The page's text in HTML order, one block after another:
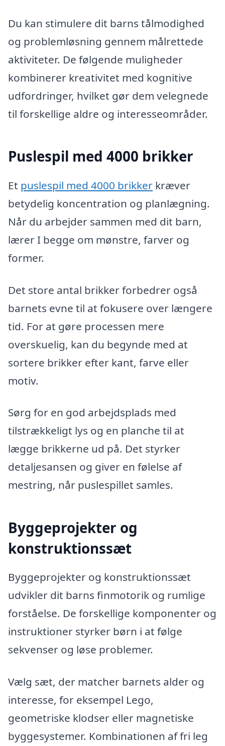
Du kan stimulere dit barns tålmodighed
og problemløsning gennem målrettede
aktiviteter. De følgende muligheder
kombinerer kreativitet med kognitive
udfordringer, hvilket gør dem velegnede
til forskellige aldre og interesseområder.
Puslespil med 4000 brikker
Et puslespil med 4000 brikker kræver
betydelig koncentration og planlægning.
Når du arbejder sammen med dit barn,
lærer I begge om mønstre, farver og
former.
Det store antal brikker forbedrer også
barnets evne til at fokusere over længere
tid. For at gøre processen mere
overskuelig, kan du begynde med at
sortere brikker efter kant, farve eller
motiv.
Sørg for en god arbejdsplads med
tilstrækkeligt lys og en planche til at
lægge brikkerne ud på. Det styrker
detaljesansen og giver en følelse af
mestring, når puslespillet samles.
Byggeprojekter og
konstruktionssæt
Byggeprojekter og konstruktionssæt
udvikler dit barns finmotorik og rumlige
forståelse. De forskellige komponenter og
instruktioner styrker børn i at følge
sekvenser og løse problemer.
Vælg sæt, der matcher barnets alder og
interesse, for eksempel Lego,
geometriske klodser eller magnetiske
byggesystemer. Kombinationen af fri leg